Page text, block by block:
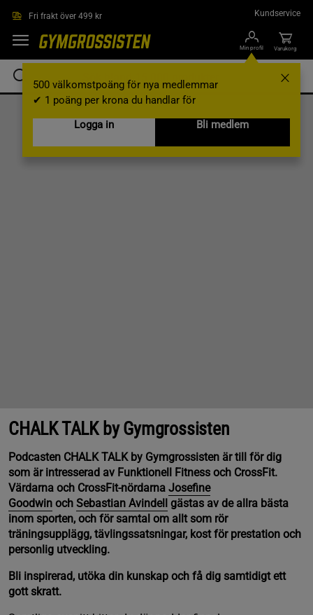
Fri frakt över 499 kr Kundservice
Min profil
500 välkomstpoäng för nya medlemmar
✔ 1 poäng per krona du handlar för
Logga in
Bli medlem
Varukorg
CHALK TALK by Gymgrossisten
Podcasten CHALK TALK by Gymgrossisten är till för dig
som är intresserad av Funktionell Fitness och CrossFit.
Värdarna och CrossFit-nördarna Josefine
Goodwin och Sebastian Avindell gästas av de allra bästa
inom sporten, och för samtal om allt som rör
träningsupplägg, tävlingssatsningar, kost för prestation och
personlig utveckling.
Bli inspirerad, utöka din kunskap och få dig samtidigt ett
gott skratt.